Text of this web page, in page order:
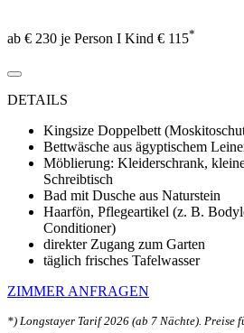
ab € 230 je Person I Kind € 115*
DETAILS
Kingsize Doppelbett
Bettwäsche aus ägyptischem
Möblierung: Kleiderschrank,
Schreibtisch
Bad mit Dusche aus Naturstein
Haarfön, Pflegeartikel (z. B.
Conditioner)
direkter Zugang zum Garten
täglich frisches Tafelwasser
ZIMMER ANFRAGEN
*) Longstayer Tarif 2026 (ab 7 Nächte). Preise